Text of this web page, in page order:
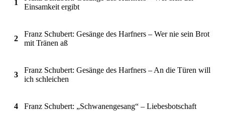
1
Einsamkeit ergibt
2
Franz Schubert: Gesänge des Harfners – Wer nie sein Brot
mit Tränen aß
3
Franz Schubert: Gesänge des Harfners – An die Türen will
ich schleichen
4 Franz Schubert: „Schwanengesang“ – Liebesbotschaft